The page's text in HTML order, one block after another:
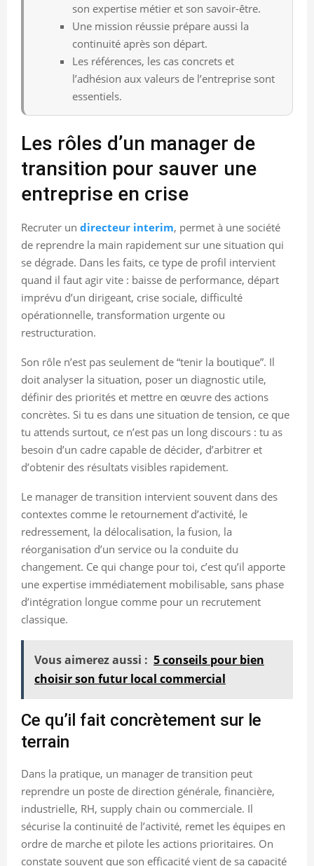
son expertise métier et son savoir-être.
Une mission réussie prépare aussi la
continuité après son départ.
Les références, les cas concrets et
l’adhésion aux valeurs de l’entreprise sont
essentiels.
Les rôles d’un manager de
transition pour sauver une
entreprise en crise
Recruter un directeur interim, permet à une société
de reprendre la main rapidement sur une situation qui
se dégrade. Dans les faits, ce type de profil intervient
quand il faut agir vite : baisse de performance, départ
imprévu d’un dirigeant, crise sociale, difficulté
opérationnelle, transformation urgente ou
restructuration.
Son rôle n’est pas seulement de “tenir la boutique”. Il
doit analyser la situation, poser un diagnostic utile,
définir des priorités et mettre en œuvre des actions
concrètes. Si tu es dans une situation de tension, ce que
tu attends surtout, ce n’est pas un long discours : tu as
besoin d’un cadre capable de décider, d’arbitrer et
d’obtenir des résultats visibles rapidement.
Le manager de transition intervient souvent dans des
contextes comme le retournement d’activité, le
redressement, la délocalisation, la fusion, la
réorganisation d’un service ou la conduite du
changement. Ce qui change pour toi, c’est qu’il apporte
une expertise immédiatement mobilisable, sans phase
d’intégration longue comme pour un recrutement
classique.
Vous aimerez aussi : 5 conseils pour bien
choisir son futur local commercial
Ce qu’il fait concrètement sur le
terrain
Dans la pratique, un manager de transition peut
reprendre un poste de direction générale, financière,
industrielle, RH, supply chain ou commerciale. Il
sécurise la continuité de l’activité, remet les équipes en
ordre de marche et pilote les actions prioritaires. On
constate souvent que son efficacité vient de sa capacité